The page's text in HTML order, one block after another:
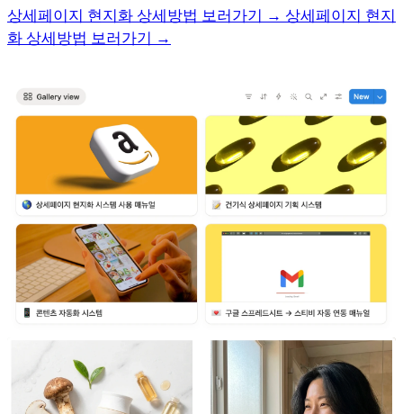
상세페이지 현지화 상세방법 보러가기 → 상세페이지 현지
화 상세방법 보러가기 →